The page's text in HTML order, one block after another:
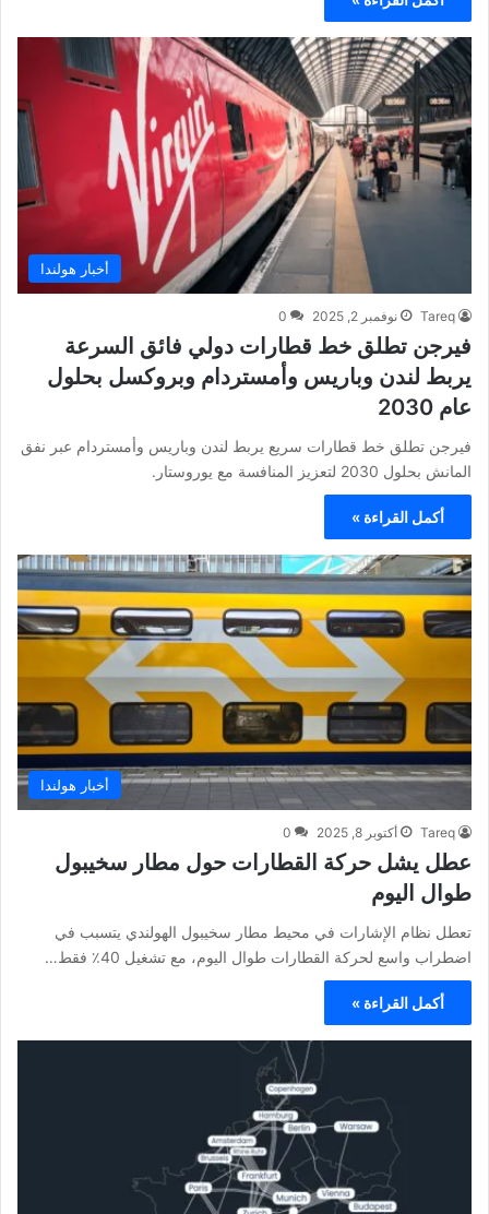
أخبار هولندا
Tareq نوفمبر 2, 2025 0
فيرجن تطلق خط قطارات دولي فائق السرعة
يربط لندن وباريس وأمستردام وبروكسل بحلول
عام 2030
فيرجن تطلق خط قطارات سريع يربط لندن وباريس وأمستردام عبر نفق
المانش بحلول 2030 لتعزيز المنافسة مع يوروستار.
أكمل القراءة »
أخبار هولندا
Tareq أكتوبر 8, 2025 0
عطل يشل حركة القطارات حول مطار سخيبول
طوال اليوم
تعطل نظام الإشارات في محيط مطار سخيبول الهولندي يتسبب في
اضطراب واسع لحركة القطارات طوال اليوم، مع تشغيل 40٪ فقط…
أكمل القراءة »